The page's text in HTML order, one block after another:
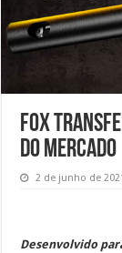
Fox
do mercado
2 de junho de 2021
Desenvolvido